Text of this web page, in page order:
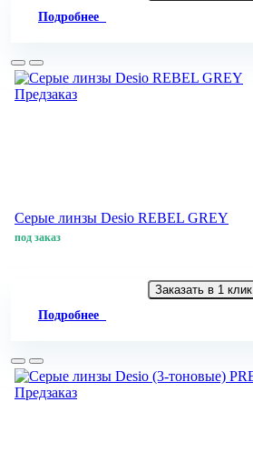
Подробнее
Предзаказ
Серые линзы Desio REBEL GREY
под заказ
Заказать в 1 клик
Подробнее
Предзаказ